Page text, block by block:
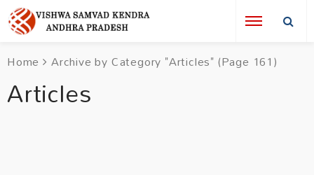
Home Archive by Category "Articles"(Page 161)
Articles